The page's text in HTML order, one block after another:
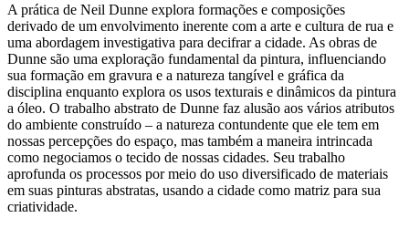
A prática de Neil Dunne explora formações e composições
derivado de um envolvimento inerente com a arte e cultura de rua e
uma abordagem investigativa para decifrar a cidade. As obras de
Dunne são uma exploração fundamental da pintura, influenciando
sua formação em gravura e a natureza tangível e gráfica da
disciplina enquanto explora os usos texturais e dinâmicos da pintura
a óleo. O trabalho abstrato de Dunne faz alusão aos vários atributos
do ambiente construído – a natureza contundente que ele tem em
nossas percepções do espaço, mas também a maneira intrincada
como negociamos o tecido de nossas cidades. Seu trabalho
aprofunda os processos por meio do uso diversificado de materiais
em suas pinturas abstratas, usando a cidade como matriz para sua
criatividade.